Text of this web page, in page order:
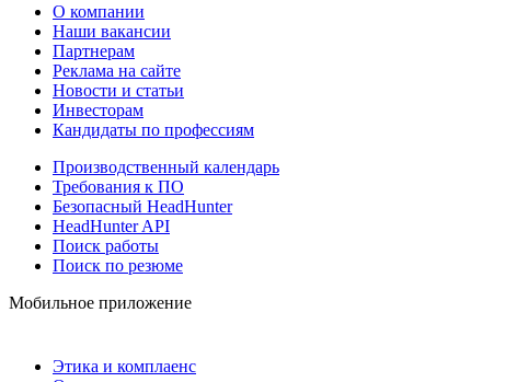
О компании
Наши вакансии
Партнерам
Реклама на сайте
Новости и статьи
Инвесторам
Кандидаты по профессиям
Производственный календарь
Требования к ПО
Безопасный HeadHunter
HeadHunter API
Поиск работы
Поиск по резюме
Мобильное приложение
Этика и комплаенс